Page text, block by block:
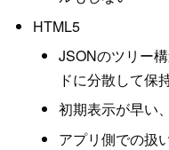
HTML5
JSONのツリー
ドに分散して保
初期表示が早い
アプリ側での扱